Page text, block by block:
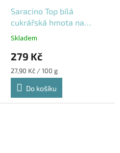
Saracino Top bílá
cukrářská hmota na
potahování a modelování 1
Skladem
279 Kč
Měrná
cena:
27,90 Kč / 100 g
Do košíku